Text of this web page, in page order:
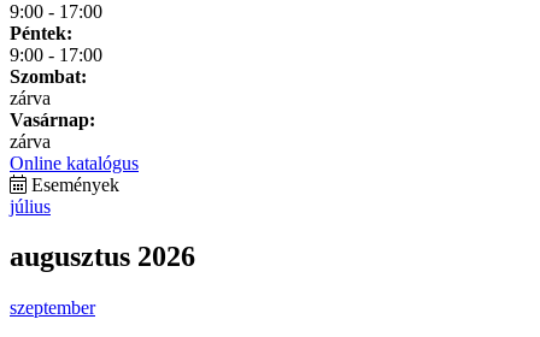
9:00 - 17:00
Péntek:
9:00 - 17:00
Szombat:
zárva
Vasárnap:
zárva
Online katalógus
Események
július
augusztus 2026
szeptember